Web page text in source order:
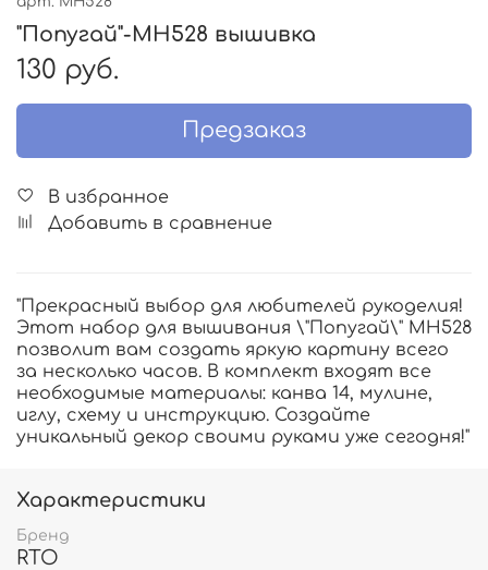
"Попугай"-MH528 вышивка
130 руб.
Предзаказ
В избранное
Добавить в сравнение
"Прекрасный выбор для любителей рукоделия!
Этот набор для вышивания \"Попугай\" MH528
позволит вам создать яркую картину всего
за несколько часов. В комплект входят все
необходимые материалы: канва 14, мулине,
иглу, схему и инструкцию. Создайте
уникальный декор своими руками уже сегодня!"
Характеристики
Бренд
RTO